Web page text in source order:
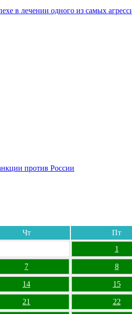
в лечении одного из самых
против России
Чт Пт
1
7 8
14 15
21 22